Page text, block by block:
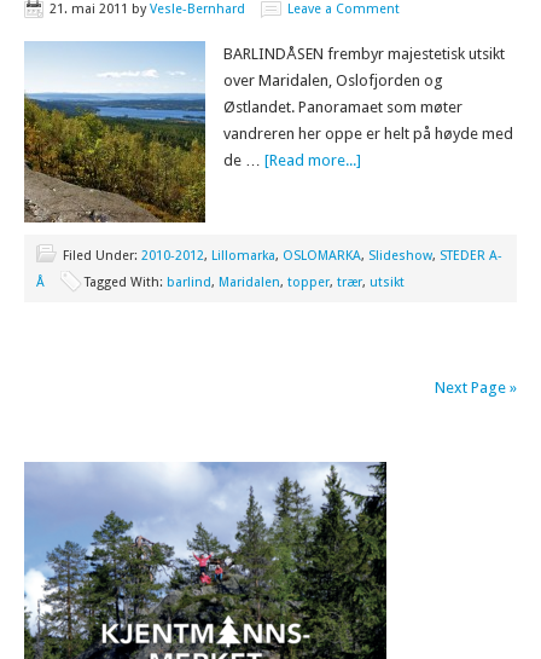
21. mai 2011 byVesle-Bernhard Leave a Comment
BARLINDÅSEN frembyr majestetisk utsikt
over Maridalen, Oslofjorden og
Østlandet. Panoramaet som møter
vandreren her oppe er helt på høyde med
de … [Read more...]
Filed Under: 2010-2012, Lillomarka, OSLOMARKA, Slideshow, STEDER A-
Å
Tagged With: barlind, Maridalen, topper, trær, utsikt
Next Page »